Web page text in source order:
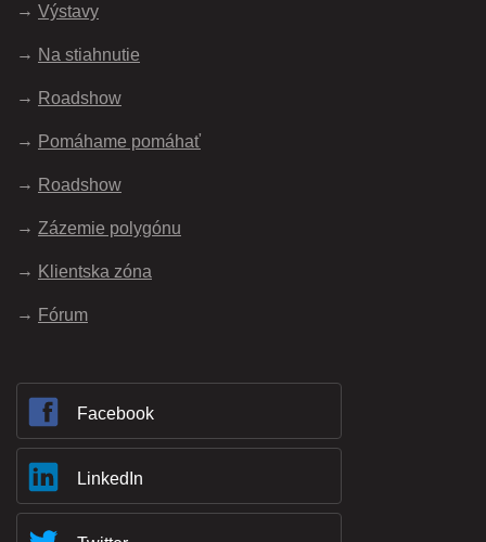
Výstavy
Na stiahnutie
Roadshow
Pomáhame pomáhať
Roadshow
Zázemie polygónu
Klientska zóna
Fórum
Facebook
LinkedIn